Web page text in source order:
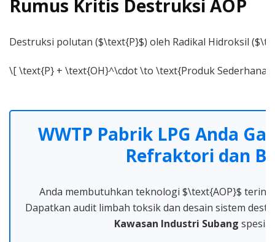
Rumus Kritis Destruksi AOP
Destruksi polutan ($\text{P}$) oleh Radikal Hidroksil
\[ \text{P} + \text{OH}^\cdot \to \text{Produk Sederhana}
WWTP Pabrik LPG Anda
Refraktori dan
Anda membutuhkan teknologi $\text{AOP}$
Dapatkan audit limbah toksik dan desain sistem
Kawasan Industri Subang